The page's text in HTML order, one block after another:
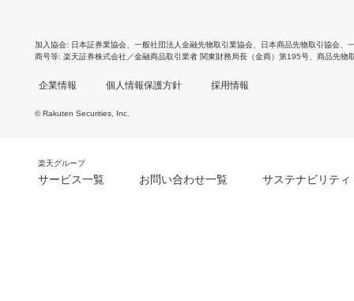
加入協会 日本証券業協会 一般社団法人金融先物取引業協会 日本商品先物取引協会
商号等 楽天証券株式会社／金融商品取引業者 関東財務局長（金商）第195号、商品先物
企業情報 個人情報保護方針 採用情報
© Rakuten Securities, Inc.
楽天グループ
サービス一覧 お問い合わせ一覧 サステナビリティ